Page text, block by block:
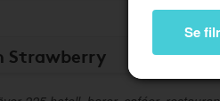
Se
Strawberry